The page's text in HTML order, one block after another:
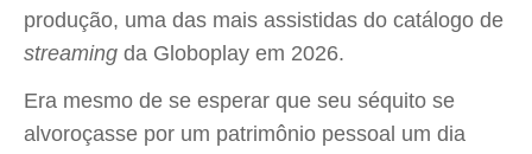
produção, uma das mais assistidas do catálogo de
streaming da Globoplay em 2026.
Era mesmo de se esperar que seu séquito se
alvoroçasse por um patrimônio pessoal um dia